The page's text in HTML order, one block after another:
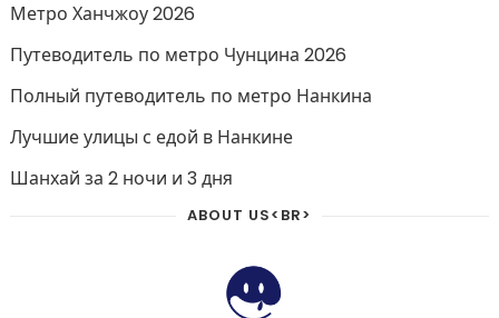
Метро Ханчжоу 2026
Путеводитель по метро Чунцина 2026
Полный путеводитель по метро Нанкина
Лучшие улицы с едой в Нанкине
Шанхай за 2 ночи и 3 дня
ABOUT US<BR>